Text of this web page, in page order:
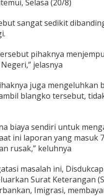
Selasa (20/8)
sangat sedikit
pihaknya
jelasnya
juga mengeluhkan
blangko tersebut,
biaya sendiri untuk
ini laporan yang masuk
rusak,” keluhnya
masalah ini,
Surat Keterangan
Imigrasi,